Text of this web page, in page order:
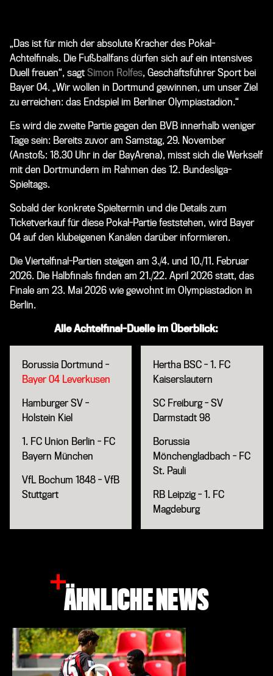
„Das ist für mich der absolute Kracher des Pokal-
Achtelfinals. Die Fußballfans dürfen sich auf ein intensives
Duell freuen“, sagt Simon Rolfes, Geschäftsführer Sport bei
Bayer 04. „Wir wollen in Dortmund gewinnen, um unser Ziel
zu erreichen: das Endspiel im Berliner Olympiastadion.“
Es wird die zweite Partie gegen den BVB innerhalb weniger
Tage sein: Bereits zuvor am Samstag, 29. November
(Anstoß: 18.30 Uhr in der BayArena), misst sich die Werkself
mit den Dortmundern im Rahmen des 12. Bundesliga-
Spieltags.
Sobald der konkrete Spieltermin und die Details zum
Ticketverkauf für diese Pokal-Partie feststehen, wird Bayer
04 auf den klubeigenen Kanälen darüber informieren.
Die Viertelfinal-Partien steigen am 3./4. und 10./11. Februar
2026. Die Halbfinals finden am 21./22. April 2026 statt, das
Finale am 23. Mai 2026 wie gewohnt im Olympiastadion in
Berlin.
Alle Achtelfinal-Duelle im Überblick:
Borussia Dortmund -
Bayer 04 Leverkusen
Hamburger SV -
Holstein Kiel
1. FC Union Berlin - FC
Bayern München
VfL Bochum 1848 - VfB
Stuttgart
Hertha BSC - 1. FC
Kaiserslautern
SC Freiburg - SV
Darmstadt 98
Borussia
Mönchengladbach - FC
St. Pauli
RB Leipzig - 1. FC
Magdeburg
ÄHNLICHE NEWS